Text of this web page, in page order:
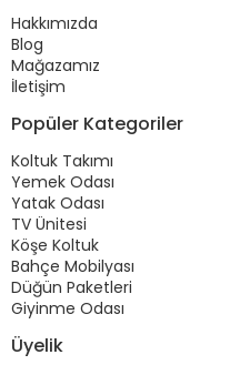
Hakkımızda
Blog
Mağazamız
İletişim
Popüler Kategoriler
Koltuk Takımı
Yemek Odası
Yatak Odası
TV Ünitesi
Köşe Koltuk
Bahçe Mobilyası
Düğün Paketleri
Giyinme Odası
Üyelik